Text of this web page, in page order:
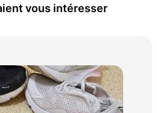
vous intéresser